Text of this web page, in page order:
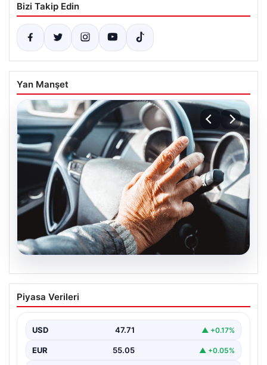
Bizi Takip Edin
Yan Manşet
05.08.2026
Emekliye ÖTV’siz araç verilecek mi,
yasa çıkacak mı? Milyonlarca emekli
Piyasa Verileri
USD 47.71 ▲ +0.17%
EUR 55.05 ▲ +0.05%